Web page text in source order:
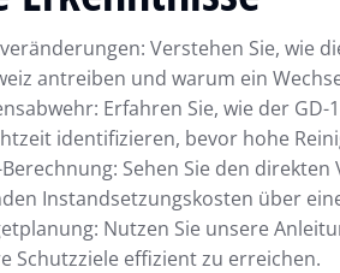
Verstehen Sie, wie
antreiben und warum ein
Erfahren Sie, wie der
identifizieren, bevor hohe
Sehen Sie den
Instandsetzungskosten über
Nutzen Sie unsere
Schutzziele effizient zu erreichen.